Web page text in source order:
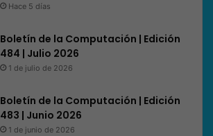
Hace 5 días
Boletín de la Computación | Edición
484 | Julio 2026
1 de julio de 2026
Boletín de la Computación | Edición
483 | Junio 2026
1 de junio de 2026